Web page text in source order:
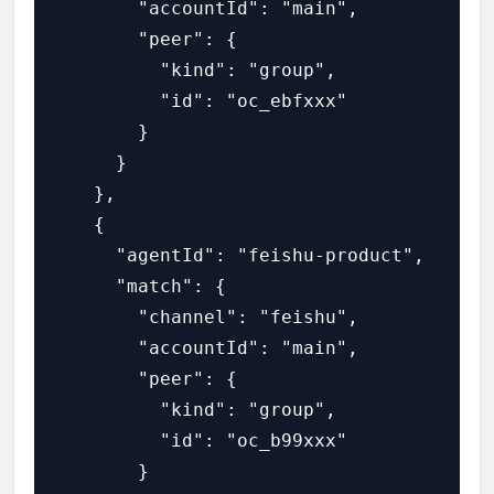
        "accountId": "main",
        "peer": {
          "kind": "group",
          "id": "oc_ebfxxx"
        }
      }
    },
    {
      "agentId": "feishu-product",
      "match": {
        "channel": "feishu",
        "accountId": "main",
        "peer": {
          "kind": "group",
          "id": "oc_b99xxx"
        }